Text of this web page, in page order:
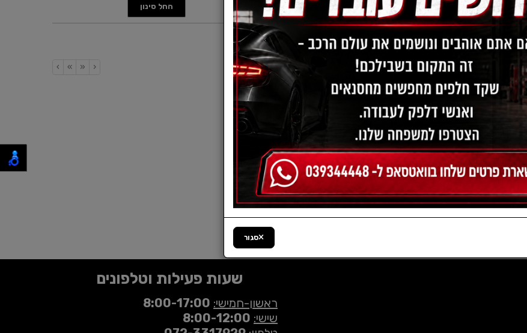
הצג שורות: 1-0 מתוך 0
‹
«
»
›
שעות פעילות וטלפונים
ראשון-חמישי: 8:00-17:00
שישי: 8:00-12:00
סגור